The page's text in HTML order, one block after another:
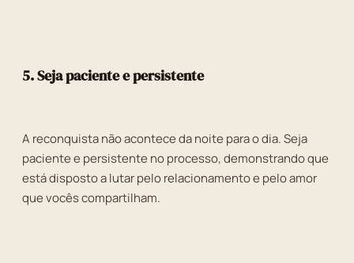
5. Seja paciente e persistente
A reconquista não acontece da noite para o dia. Seja
paciente e persistente no processo, demonstrando que
está disposto a lutar pelo relacionamento e pelo amor
que vocês compartilham.